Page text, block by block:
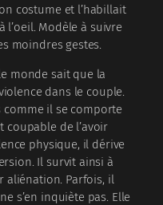
costume et l’habillait
l’oeil. Modèle à suivre
moindres gestes.
monde sait que la
dans le couple.
il se comporte
coupable de l’avoir
physique, il dérive
Il survit ainsi à
aliénation. Parfois, il
s’en inquiète pas. Elle